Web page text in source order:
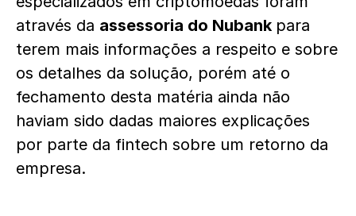
através da assessoria do Nubank para
terem mais informações a respeito e sobre
os detalhes da solução, porém até o
fechamento desta matéria ainda não
haviam sido dadas maiores explicações
por parte da fintech sobre um retorno da
empresa.